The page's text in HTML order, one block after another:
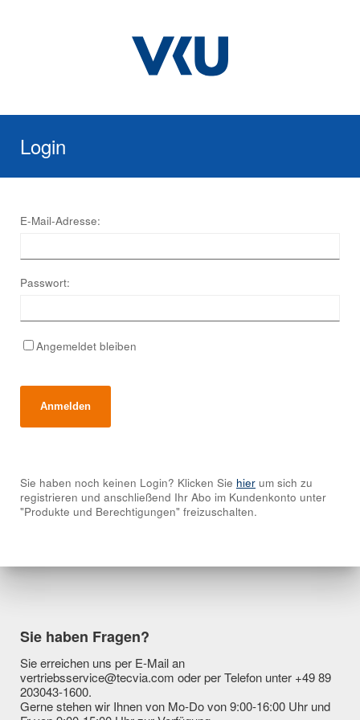
Login
E-Mail-Adresse:
Passwort:
Angemeldet bleiben
Sie haben noch keinen Login? Klicken Sie hier um sich zu
registrieren und anschließend Ihr Abo im Kundenkonto unter
"Produkte und Berechtigungen" freizuschalten.
Sie haben Fragen?
Sie erreichen uns per E-Mail an
vertriebsservice@tecvia.com oder per Telefon unter +49 89
203043-1600.
Gerne stehen wir Ihnen von Mo-Do von 9:00-16:00 Uhr und